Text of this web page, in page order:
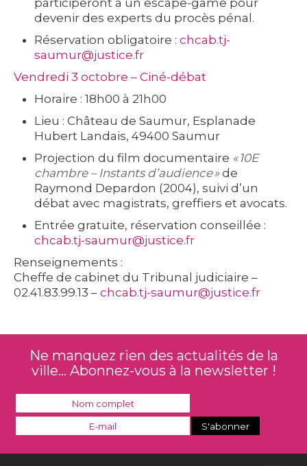
participeront à un escape-game pour
devenir des experts du procès pénal.
Réservation obligatoire : chcab.tj-
saumur@justice.fr
Vendredi 3 octobre – Ciné-débat
Horaire : 18h00 à 21h00
Lieu : Château de Saumur, Esplanade
Hubert Landais, 49400 Saumur
Projection du film documentaire « 10E
chambre – Instants d’audience »de
Raymond Depardon (2004), suivi d’un
débat avec magistrats, greffiers et avocats.
Entrée gratuite, réservation conseillée :
chcab.tj-saumur@justice.fr
Renseignements :
Cheffe de cabinet du Tribunal judiciaire –
02.41.83.99.13 – chcab.tj-saumur@justice.fr
Ne manquez rien des actualités de la
ville... Abonnez-vous à la newsletter !